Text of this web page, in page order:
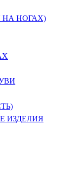
НА НОГАХ)
ИЗДЕЛИЯ